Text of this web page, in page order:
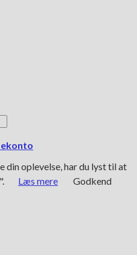
oplevelse, har du lyst til at
Læs mere Godkend